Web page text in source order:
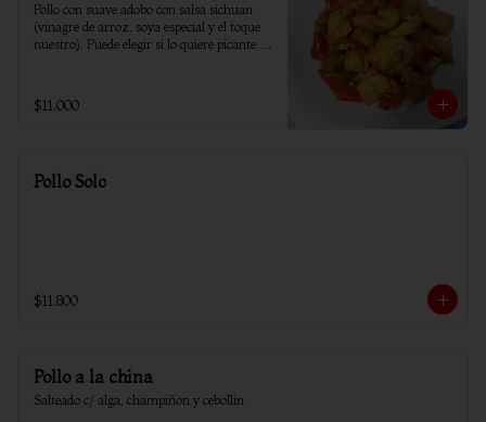
Pollo con suave adobo con salsa sichuan
(vinagre de arroz, soya especial y el toque
nuestro). Puede elegir si lo quiere picante o
$11.000
Pollo Solo
$11.800
Pollo a la china
Salteado c/ alga, champiñon y cebollin